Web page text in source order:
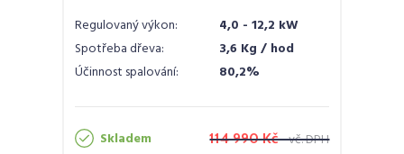
Regulovaný výkon:
4,0 - 12,2 kW
Spotřeba dřeva:
3,6 Kg / hod
Účinnost spalování:
80,2%
Skladem 114 990 Kč vč. DPH